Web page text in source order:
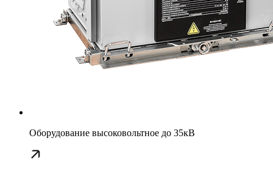
Оборудование высоковольтное до 35кВ